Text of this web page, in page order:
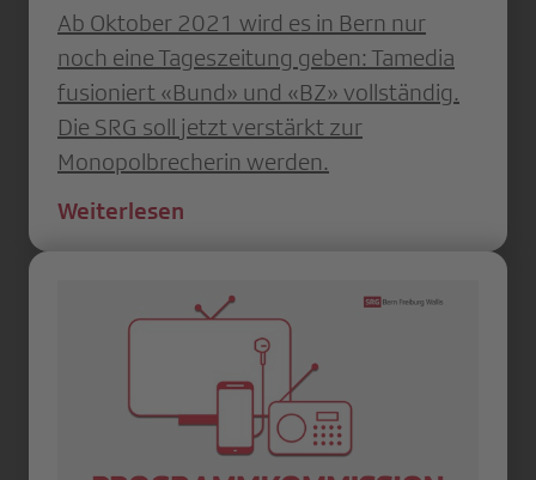
Ab Oktober 2021 wird es in Bern nur
noch eine Tageszeitung geben: Tamedia
fusioniert «Bund» und «BZ» vollständig.
Die SRG soll jetzt verstärkt zur
Monopolbrecherin werden.
Weiterlesen